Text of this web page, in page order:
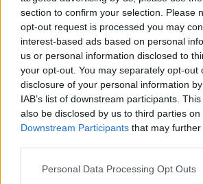
section to confirm your selection. Please
opt-out request is processed you may
interest-based ads based on personal
us or personal information disclosed to
your opt-out. You may separately opt-out
disclosure of your personal information
IAB’s list of downstream participants.
also be disclosed by us to third parties on
Downstream Participants that may
Personal Data Processing Opt Outs